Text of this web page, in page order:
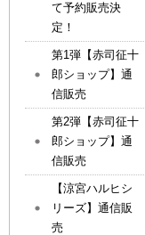
て予約販売決
定！
第1弾【赤司征十
郎ショップ】通
信販売
第2弾【赤司征十
郎ショップ】通
信販売
【涼宮ハルヒシ
リーズ】通信販
売